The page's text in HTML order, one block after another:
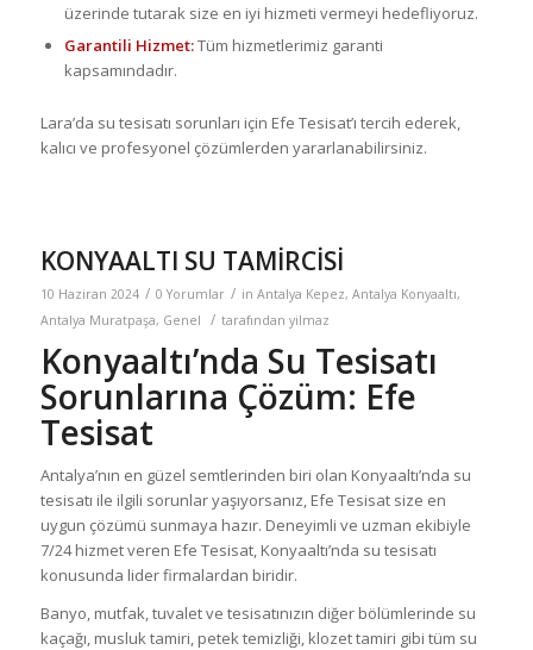
üzerinde tutarak size en iyi hizmeti vermeyi hedefliyoruz.
Garantili Hizmet:Tüm hizmetlerimiz garanti
kapsamındadır.
Lara’da su tesisatı sorunları için Efe Tesisat’ı tercih ederek,
kalıcı ve profesyonel çözümlerden yararlanabilirsiniz.
KONYAALTI SU TAMİRCİSİ
10 Haziran 2024 / 0 Yorumlar / in Antalya Kepez, Antalya Konyaaltı,
Antalya Muratpaşa, Genel / tarafından yilmaz
Konyaaltı’nda Su Tesisatı
Sorunlarına Çözüm: Efe
Tesisat
Antalya’nın en güzel semtlerinden biri olan Konyaaltı’nda su
tesisatı ile ilgili sorunlar yaşıyorsanız, Efe Tesisat size en
uygun çözümü sunmaya hazır. Deneyimli ve uzman ekibiyle
7/24 hizmet veren Efe Tesisat, Konyaaltı’nda su tesisatı
konusunda lider firmalardan biridir.
Banyo, mutfak, tuvalet ve tesisatınızın diğer bölümlerinde su
kaçağı, musluk tamiri, petek temizliği, klozet tamiri gibi tüm su